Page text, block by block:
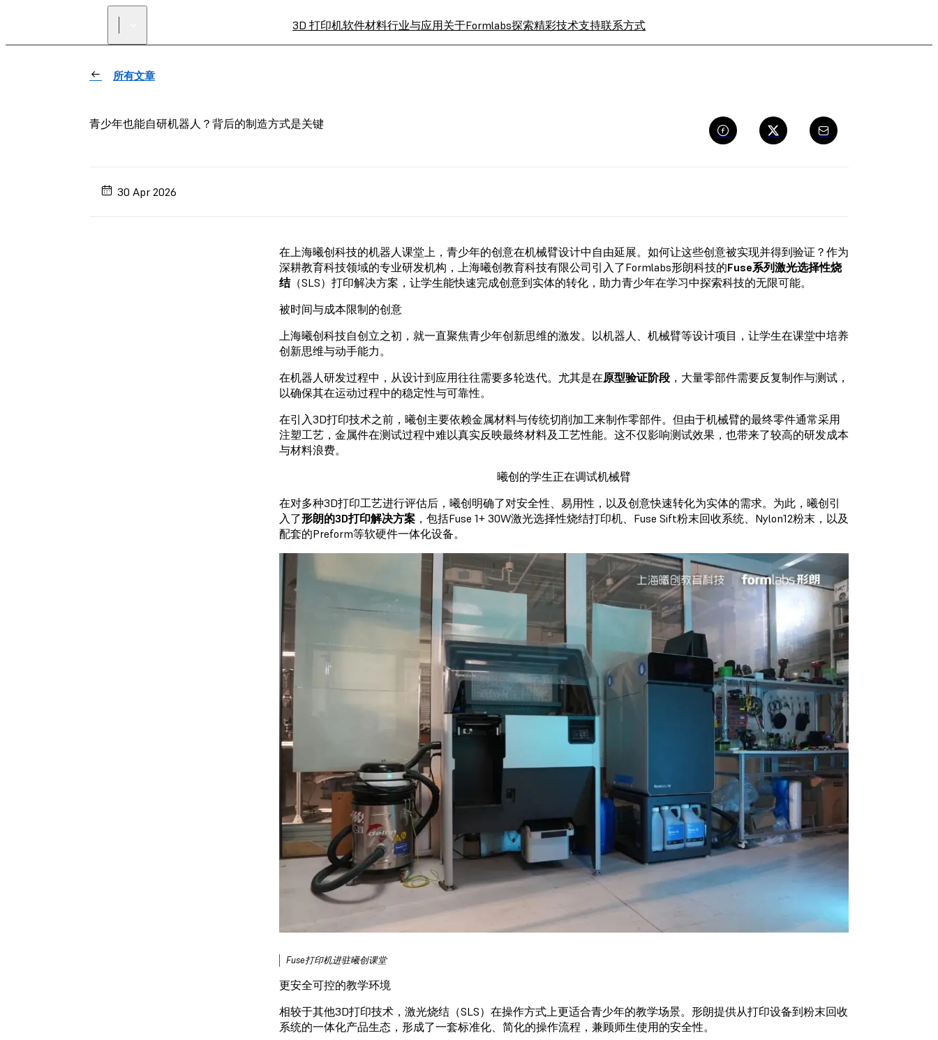
3D 打印机软件材料行业与应用关于Formlabs探索精彩技术支持联系方式
所有文章
青少年也能自研机器人？背后的制造方式是关键
30 Apr 2026
在上海曦创科技的机器人课堂上，青少年的创意在机械臂设计中自由延展。如何让这些创意被实现并得到验证？作为
深耕教育科技领域的专业研发机构，上海曦创教育科技有限公司引入了Formlabs形朗科技的Fuse系列激光选择性烧
结（SLS）打印解决方案，让学生能快速完成创意到实体的转化，助力青少年在学习中探索科技的无限可能。
被时间与成本限制的创意
上海曦创科技自创立之初，就一直聚焦青少年创新思维的激发。以机器人、机械臂等设计项目，让学生在课堂中培养
创新思维与动手能力。
在机器人研发过程中，从设计到应用往往需要多轮迭代。尤其是在原型验证阶段 ，大量零部件需要反复制作与测试，
以确保其在运动过程中的稳定性与可靠性。
在引入3D打印技术之前，曦创主要依赖金属材料与传统切削加工来制作零部件。但由于机械臂的最终零件通常采用
注塑工艺，金属件在测试过程中难以真实反映最终材料及工艺性能。这不仅影响测试效果，也带来了较高的研发成本
与材料浪费。
曦创的学生正在调试机械臂
在对多种3D打印工艺进行评估后，曦创明确了对安全性、易用性，以及创意快速转化为实体的需求。为此，曦创引
入了形朗的3D打印解决方案 ，包括Fuse 1+ 30W激光选择性烧结打印机、Fuse Sift粉末回收系统、Nylon12粉末，以及
配套的Preform等软硬件一体化设备。
Fuse打印机进驻曦创课堂
更安全可控的教学环境
相较于其他3D打印技术，激光烧结（SLS）在操作方式上更适合青少年的教学场景。形朗提供从打印设备到粉末回收
系统的一体化产品生态，形成了一套标准化、简化的操作流程，兼顾师生使用的安全性。